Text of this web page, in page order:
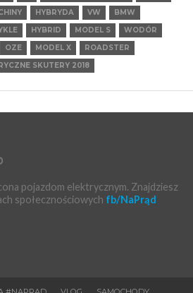
HYBRYDA VW
BMW
HYBRID MODEL S
WODÓR
OZE MODEL X
ROADSTER
SKUTERY 2018
pojazdom elektrycznym. Znajdziesz
społecznościowych fb/NaPrąd